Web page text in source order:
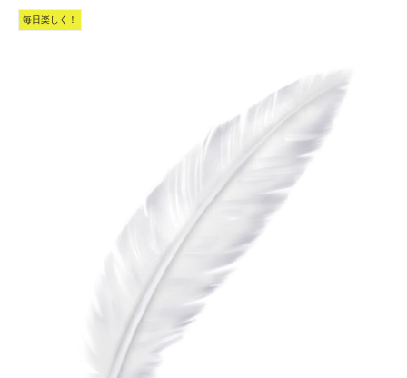
毎日楽しく！